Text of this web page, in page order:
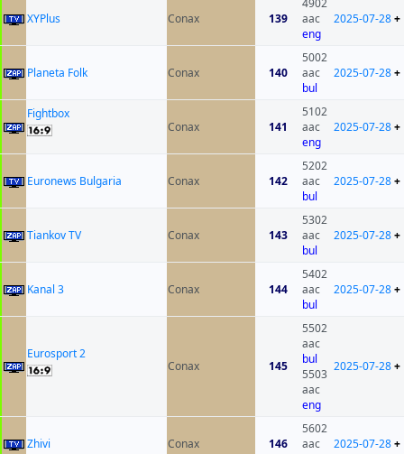
XYPlus Conax 139
4902
aac
eng
2025-07-28+
Planeta Folk Conax 140
5002
aac
bul
2025-07-28+
Fightbox
Conax
141
5102
aac
eng
2025-07-28+
Euronews Bulgaria Conax 142
5202
aac
bul
2025-07-28+
Tiankov TV Conax 143
5302
aac
bul
2025-07-28+
Kanal 3 Conax 144
5402
aac
bul
2025-07-28+
Eurosport 2
Conax
145
5502
aac
bul
5503
aac
eng
2025-07-28+
Zhivi Conax 146
5602
aac
2025-07-28+